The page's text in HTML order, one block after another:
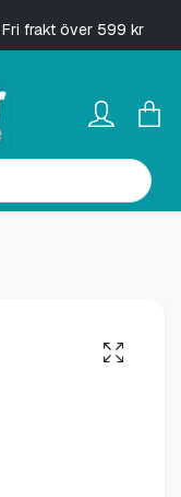
Fri frakt över 599 kr